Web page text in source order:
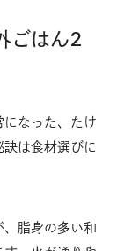
ごはん2
なった、たけ
は食材選びに
、脂身の多い和